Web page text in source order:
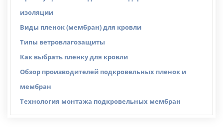
изоляции
Виды пленок (мембран) для кровли
Типы ветровлагозащиты
Как выбрать пленку для кровли
Обзор производителей подкровельных пленок и
мембран
Технология монтажа подкровельных мембран